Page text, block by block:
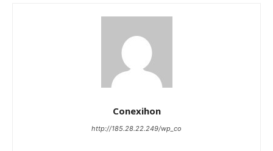
Conexihon
http://185.28.22.249/wp_co